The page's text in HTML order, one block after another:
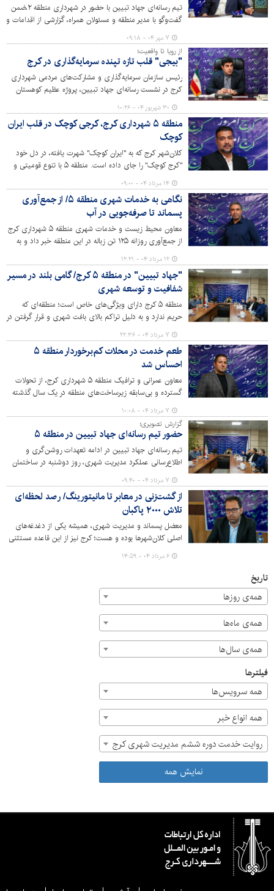
تیم رسانه‌ای جهاد تبیین با حضور در شهرداری منطقه ۲،ضمن
گفت‌وگو با مدیر منطقه و مسئولان همراه، گزارشی از اقدامات و
عملکردهای این منطقه در حوزه‌های مختلف شهری تهیه کرد.
۷ مهر ۰۴ - ۰۹:۱۸
از رویا تا واقعیت؛
"بیجی" قلب تازه تپنده سرمایه‌گذاری در کرج
رئیس سازمان سرمایه‌گذاری و مشارکت‌های مردمی شهرداری
کرج در نشست رسانه‌ای جهاد تبیین، پروژه عظیم کوهستان
امکانات گردشگری، ورزشی و رفاهی را به عنوان نخستین پروژه
ویژه سرمایه‌گذاری در کرج معرفی کرد. طرحی که می‌تواند
کلانشهر کرج را به قطب جدید گردشگری و اقتصاد شهری کشور
بدل سازد و چشم‌اندازی روشن از آینده سرمایه‌گذاری در
استان البرز ترسیم کند.
۳۰ شهریور ۰۴ - ۱۰:۲۶
منطقه ۵ شهرداری کرج، کرجی کوچک در قلب ایران
کوچک
کلان‌شهر کرج که به "ایران کوچک" شهرت یافته، در دل خود
"کرج کوچک" را جای داده است. منطقه ۵ با تنوع قومیتی و
کاربری‌های متعدد، به عنوان هسته مرکزی امروزه شهر کرج، با
چالش‌هایی در حوزه بافت‌های فرسوده روبروست و همزمان
فرصت‌های بی‌نظیری برای توسعه و سرمایه‌گذاری پیش رو
دارد.
۱۴ مرداد ۰۴ - ۰۹:۰۰
نگاهی به خدمات شهری منطقه ۵/ از جمع‌آوری
پسماند تا صرفه‌جویی در آب
معاون محیط زیست و خدمات شهری منطقه ۵ شهرداری کرج
از جمع‌آوری روزانه ۱۲۵ تن زباله در این منطقه خبر داد و به
مشکلات و چالش‌های موجود در این زمینه، از جمله معابر
باریک و عدم امکان جانمایی مخازن در برخی از محلات اشاره
کرد.
۱۲ مرداد ۰۴ - ۱۲:۲۱
"جهاد تبیین" در منطقه ۵ کرج/ گامی بلند در مسیر
شفافیت و توسعه شهری
منطقه ۵ کرج دارای ویژگی‌های خاص است؛ منطقه‌ای که
حریم ندارد و به دلیل تراکم بالای بافت شهری و قرار گرفتن در
کانون شهر، منطقه‌ای ویژه به شمار می‌آید. این ویژگی‌ها،
مسئولیت شهرداری را در ارائه خدمات به شهروندان دوچندان
کرده است.
۷ مرداد ۰۴ - ۲۲:۳۶
طعم خدمت در محلات کم‌برخوردار منطقه ۵
احساس شد
معاون عمرانی و ترافیک منطقه ۵ شهرداری کرج، از تحولات
گسترده و بی‌سابقه زیرساخت‌های منطقه در یک سال گذشته
عمرانی این منطقه، به ویژه محلات کم‌برخوردار حصارک و کرج
نو، دستخوش تغییرات بنیادین شده است.
۷ مرداد ۰۴ - ۱۰:۰۸
گزارش تصویری؛
حضور تیم رسانه‌ای جهاد تبیین در منطقه ۵
تیم رسانه‌ای جهاد تبیین در ادامه تعهدات روشن‌گری و
اطلاع‌رسانی عملکرد مدیریت شهری، روز دوشنبه در ساختمان
مدیریت منطقه ۵ شهرداری کرج حاضر شد.
۷ مرداد ۰۴ - ۰۹:۴۰
از گشت‌زنی در معابر تا مانیتورینگ/ رصد لحظه‌ای
تلاش ۲۰۰۰ پاکبان
معضل پسماند و مدیریت شهری، همیشه یکی از دغدغه‌های
اصلی کلان‌شهرها بوده و هست؛ کرج نیز از این قاعده مستثنی
نیست. در حالی که کارکنان پرتلاش خدمات شهری با فداکاری
و خدمات شبانه‌روزی، برای حفظ نظافت و زیبایی شهر
برخی شهروندان، چالش‌های بزرگی را فراروی این تلاش قرار
۶ مرداد ۰۴ - ۱۴:۵۹
تاریخ
همه‌ی روزها
همه‌ی ماه‌ها
همه‌ی سال‌ها
فیلترها
همه سرویس‌ها
همه انواع خبر
روایت خدمت دوره ششم مدیریت شهری کرج
نمایش همه